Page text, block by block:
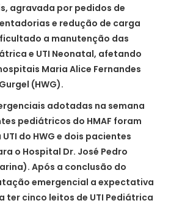
agravada por pedidos de
e redução de carga
a manutenção das
e UTI Neonatal, afetando
Maria Alice Fernandes
(HWG).
adotadas na semana
pediátricos do HMAF foram
do HWG e dois pacientes
o Hospital Dr. José Pedro
Após a conclusão do
emergencial a expectativa
ter cinco leitos de UTI Pediátrica